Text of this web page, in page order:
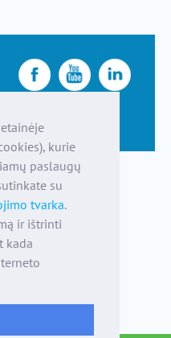
kurie
paslaugų
su
tvarka.
ir ištrinti
kada